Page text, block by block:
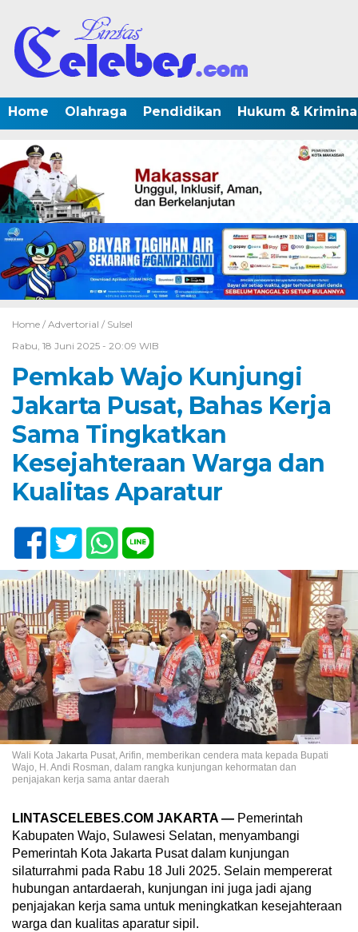
Home Olahraga Pendidikan Hukum &
Home / Advertorial / Sulsel
Rabu, 18 Juni 2025 - 20:09 WIB
Pemkab Wajo Kunjungi
Jakarta Pusat, Bahas Kerja
Sama Tingkatkan
Kesejahteraan Warga dan
Kualitas Aparatur
Wali Kota Jakarta Pusat, Arifin, memberikan cendera mata kepada Bupati
Wajo, H. Andi Rosman, dalam rangka kunjungan kehormatan dan
penjajakan kerja sama antar daerah
LINTASCELEBES.COM JAKARTA — Pemerintah
Kabupaten Wajo, Sulawesi Selatan, menyambangi
Pemerintah Kota Jakarta Pusat dalam kunjungan
silaturrahmi pada Rabu 18 Juli 2025. Selain mempererat
hubungan antardaerah, kunjungan ini juga jadi ajang
penjajakan kerja sama untuk meningkatkan kesejahteraan
warga dan kualitas aparatur sipil.